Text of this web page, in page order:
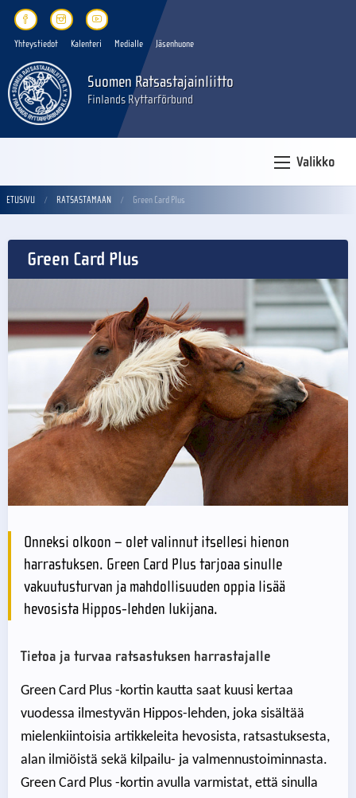
Yhteystiedot Kalenteri Medialle Jäsenhuone
Suomen Ratsastajainliitto
Finlands Ryttarförbund
Valikko
ETUSIVU RATSASTAMAAN Green Card Plus
Green Card Plus
Onneksi olkoon – olet valinnut itsellesi hienon
harrastuksen. Green Card Plus tarjoaa sinulle
vakuutusturvan ja mahdollisuuden oppia lisää
hevosista Hippos-lehden lukijana.
Tietoa ja turvaa ratsastuksen harrastajalle
Green Card Plus -kortin kautta saat kuusi kertaa
vuodessa ilmestyvän Hippos-lehden, joka sisältää
mielenkiintoisia artikkeleita hevosista, ratsastuksesta,
alan ilmiöistä sekä kilpailu- ja valmennustoiminnasta.
Green Card Plus -kortin avulla varmistat, että sinulla